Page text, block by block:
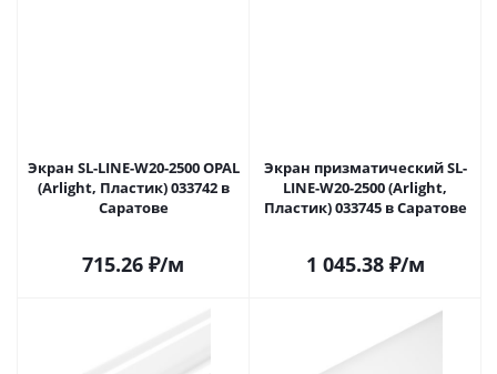
Экран SL-LINE-W20-2500 OPAL
(Arlight, Пластик) 033742 в
Саратове
715.26 ₽/м
Экран призматический SL-
LINE-W20-2500 (Arlight,
Пластик) 033745 в Саратове
1 045.38₽/м